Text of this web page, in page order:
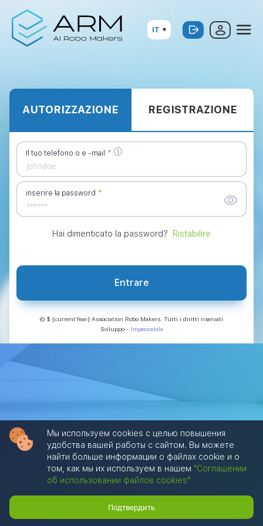
IT
AUTORIZZAZIONE REGISTRAZIONE
Il tuo telefono o e -mail *
inserire la password *
Hai dimenticato la password? Ristabilire
Entrare
© $ {currentYear} Association Robo Makers. Tutti i diritti riservati
Sviluppo- Impeccabile
Мы используем cookies с целью повышения
удобства вашей работы с сайтом. Вы можете
найти больше информации о файлах cookie и о
том, как мы их используем в нашем "Соглашении
об использовании файлов cookies"
Подтвердить